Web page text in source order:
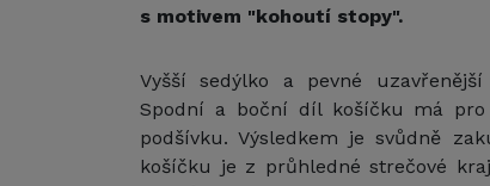
s motivem "kohoutí stopy".
Vyšší sedýlko a pevné
Spodní a boční díl košíčku má
podšívku. Výsledkem je svůdně
košíčku je z průhledné strečové